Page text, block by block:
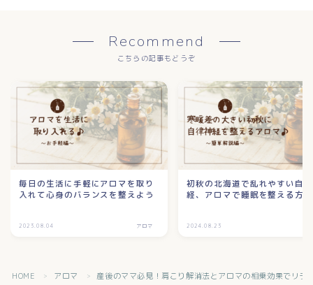
Recommend
こちらの記事もどうぞ
毎日の生活に手軽にアロマを取り
入れて心身のバランスを整えよう
2023.08.04 アロマ
初秋の北海道で乱れやすい自
経、アロマで睡眠を整える方法
2024.08.23
HOME ＞ アロマ ＞ 産後のママ必見！肩こり解消法とアロマの相乗効果でリラ